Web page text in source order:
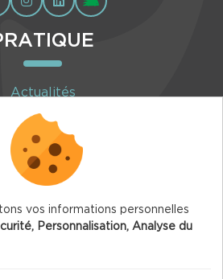
Actualités
Agenda
à la newsletter
vos informations personnelles
Personnalisation, Analyse du